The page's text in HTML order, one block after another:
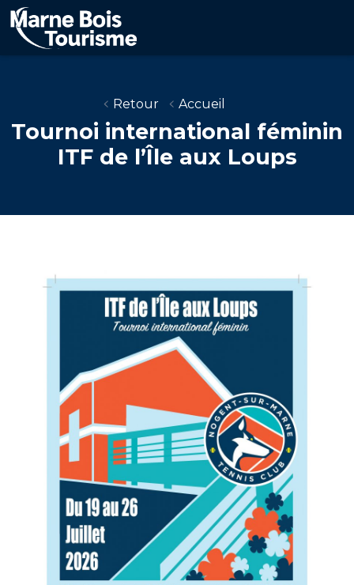
Aller
au
contenu
principal
Retour Accueil
Tournoi international féminin
ITF de l’Île aux Loups